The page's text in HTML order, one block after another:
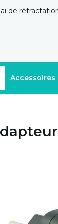
de
Accessoires